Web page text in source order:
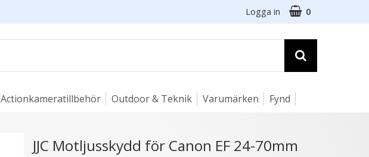
Logga in 0
Actionkameratillbehör Outdoor & Teknik Varumärken Fynd
JJC Motljusskydd för Canon EF 24-70mm